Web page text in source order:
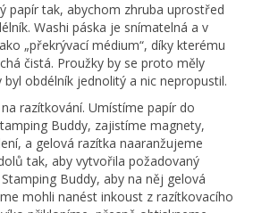
papír tak, abychom zhruba uprostřed
Washi páska je snímatelná a v
„překrývací médium“, díky kterému
čistá. Proužky by se proto měly
obdélník jednolitý a nic nepropustil.
razítkování. Umístíme papír do
Buddy, zajistíme magnety,
a gelová razítka naaranžujeme
tak, aby vytvořila požadovaný
Buddy, aby na něj gelová
mohli nanést inkoust z razítkovacího